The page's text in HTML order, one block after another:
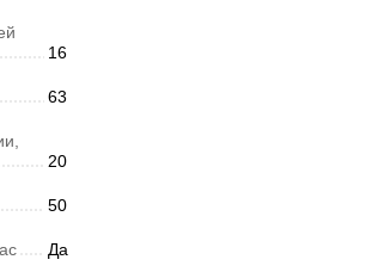
16
63
20
50
Да